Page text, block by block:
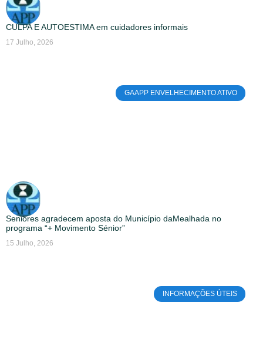
CULPA E AUTOESTIMA em cuidadores informais
17 Julho, 2026
GAAPP ENVELHECIMENTO ATIVO
Seniores agradecem aposta do Município daMealhada no
programa “+ Movimento Sénior”
15 Julho, 2026
INFORMAÇÕES ÚTEIS